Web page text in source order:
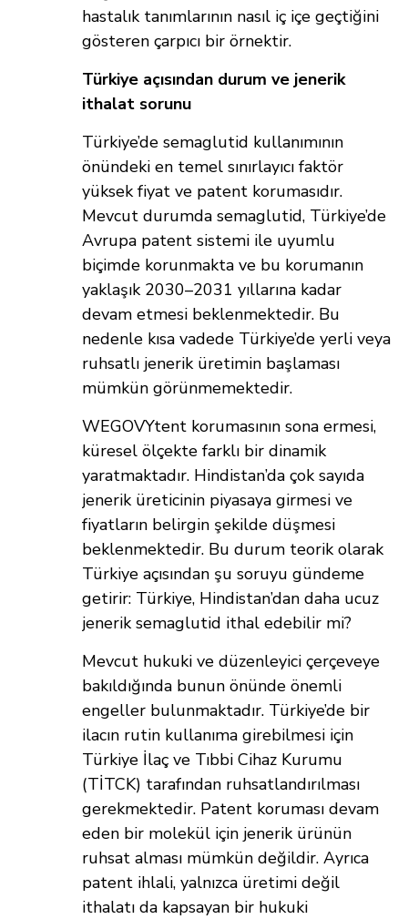
hastalık tanımlarının nasıl iç içe geçtiğini
gösteren çarpıcı bir örnektir.
Türkiye açısından durum ve jenerik
ithalat sorunu
Türkiye’de semaglutid kullanımının
önündeki en temel sınırlayıcı faktör
yüksek fiyat ve patent korumasıdır.
Mevcut durumda semaglutid, Türkiye’de
Avrupa patent sistemi ile uyumlu
biçimde korunmakta ve bu korumanın
yaklaşık 2030–2031 yıllarına kadar
devam etmesi beklenmektedir. Bu
nedenle kısa vadede Türkiye’de yerli veya
ruhsatlı jenerik üretimin başlaması
mümkün görünmemektedir.
WEGOVYtent korumasının sona ermesi,
küresel ölçekte farklı bir dinamik
yaratmaktadır. Hindistan’da çok sayıda
jenerik üreticinin piyasaya girmesi ve
fiyatların belirgin şekilde düşmesi
beklenmektedir. Bu durum teorik olarak
Türkiye açısından şu soruyu gündeme
getirir: Türkiye, Hindistan’dan daha ucuz
jenerik semaglutid ithal edebilir mi?
Mevcut hukuki ve düzenleyici çerçeveye
bakıldığında bunun önünde önemli
engeller bulunmaktadır. Türkiye’de bir
ilacın rutin kullanıma girebilmesi için
Türkiye İlaç ve Tıbbi Cihaz Kurumu
(TİTCK) tarafından ruhsatlandırılması
gerekmektedir. Patent koruması devam
eden bir molekül için jenerik ürünün
ruhsat alması mümkün değildir. Ayrıca
patent ihlali, yalnızca üretimi değil
ithalatı da kapsayan bir hukuki